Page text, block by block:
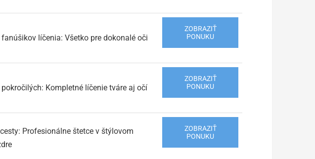
fanúšikov líčenia: Všetko pre dokonalé oči
ZOBRAZIŤ
PONUKU
pokročilých: Kompletné líčenie tváre aj očí
ZOBRAZIŤ
PONUKU
Profesionálne štetce v štýlovom
ZOBRAZIŤ
PONUKU